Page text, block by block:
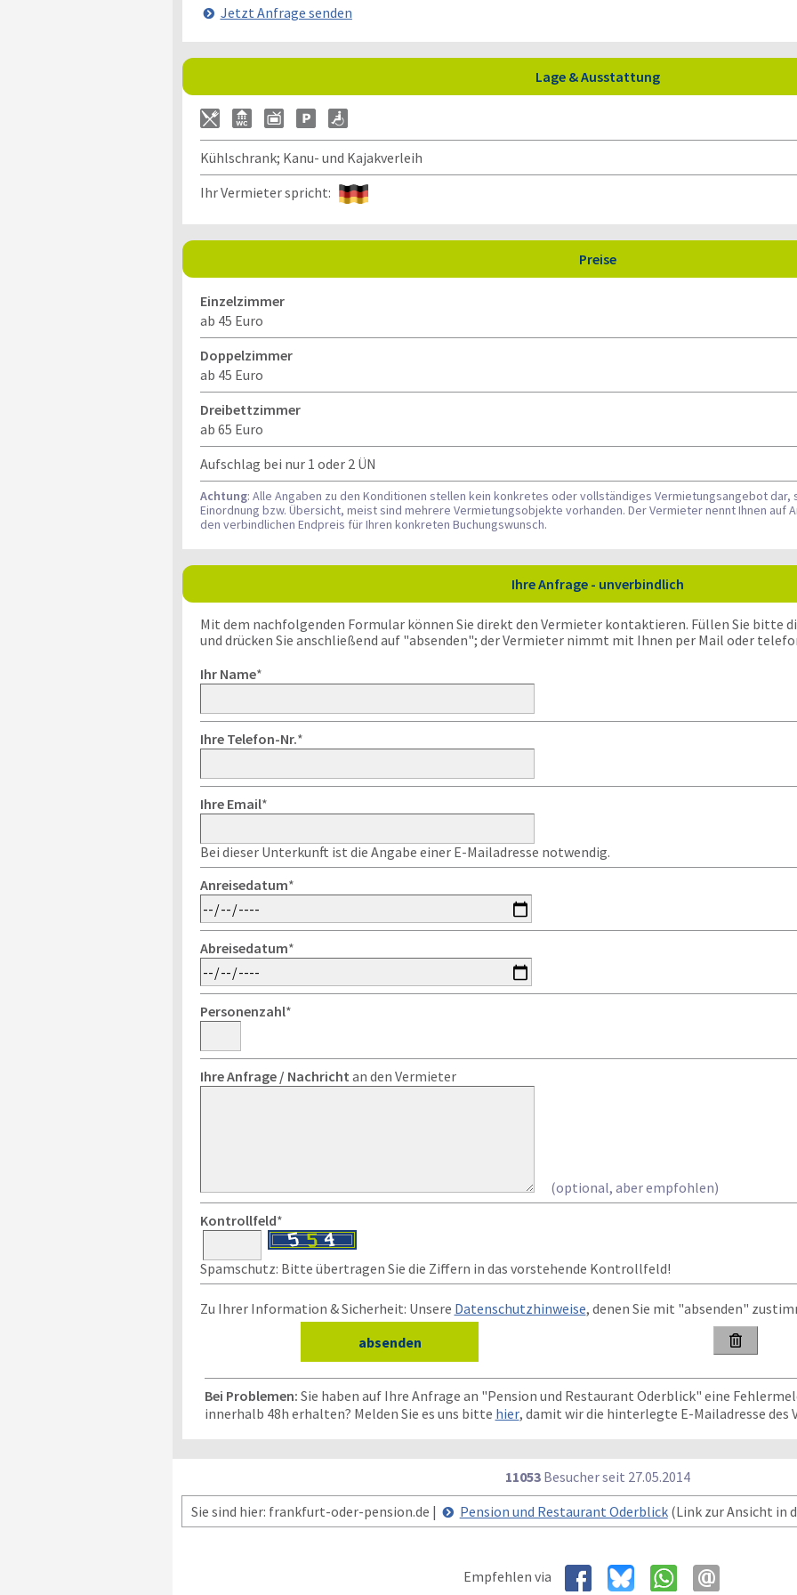
Jetzt Anfrage senden
Lage & Ausstattung
Kühlschrank; Kanu- und Kajakverleih
Ihr Vermieter spricht:
Preise
Einzelzimmer
ab 45 Euro
Doppelzimmer
ab 45 Euro
Dreibettzimmer
ab 65 Euro
Aufschlag bei nur 1 oder 2 ÜN
Achtung: Alle Angaben zu den Konditionen stellen kein konkretes oder vollständiges Vermietungsangebot
Einordnung bzw. Übersicht, meist sind mehrere Vermietungsobjekte vorhanden. Der Vermieter nennt Ihnen auf
den verbindlichen Endpreis für Ihren konkreten Buchungswunsch.
Ihre Anfrage - unverbindlich
Mit dem nachfolgenden Formular können Sie direkt den Vermieter kontaktieren. Füllen Sie bitte
und drücken Sie anschließend auf "absenden"; der Vermieter nimmt mit Ihnen per Mail oder
Ihr Name*
Ihre Telefon-Nr.*
Ihre Email*
Bei dieser Unterkunft ist die Angabe einer E-Mailadresse notwendig.
Anreisedatum*
Abreisedatum*
Personenzahl*
Ihre Anfrage / Nachricht an den Vermieter
(optional, aber empfohlen)
Kontrollfeld*
Spamschutz: Bitte übertragen Sie die Ziffern in das vorstehende Kontrollfeld!
Zu Ihrer Information & Sicherheit: Unsere Datenschutzhinweise, denen Sie mit "absenden"

Bei Problemen: Sie haben auf Ihre Anfrage an "Pension und Restaurant Oderblick" eine
innerhalb 48h erhalten? Melden Sie es uns bitte hier, damit wir die hinterlegte E-Mailadresse des
11053 Besucher seit 27.05.2014
Sie sind hier: frankfurt-oder-pension.de |
Pension und Restaurant Oderblick(Link zur Ansicht in
Empfehlen via